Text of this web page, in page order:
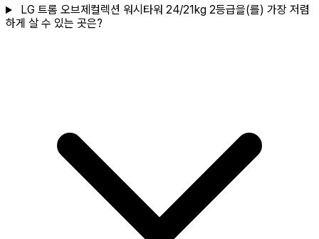
LG 트롬 오브제컬렉션 워시타워 24/21kg 2등급을(를) 가장 저렴
하게 살 수 있는 곳은?